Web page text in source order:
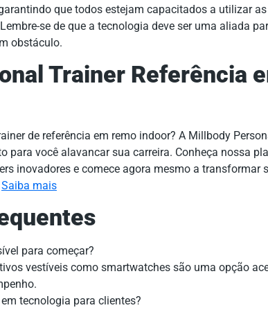
que todos estejam capacitados a utilizar
se de que a tecnologia deve ser uma aliada
obstáculo.
Trainer Referência
de referência em remo indoor? A Millbody
para você alavancar sua carreira. Conheça nossa
inovadores e comece agora mesmo a transformar
Saiba mais
para começar?
vestíveis como smartwatches são uma opção
tecnologia para clientes?